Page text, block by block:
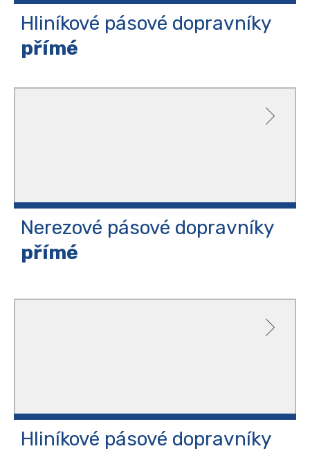
Hliníkové pásové dopravníky
přímé
Nerezové pásové dopravníky
přímé
Hliníkové pásové dopravníky